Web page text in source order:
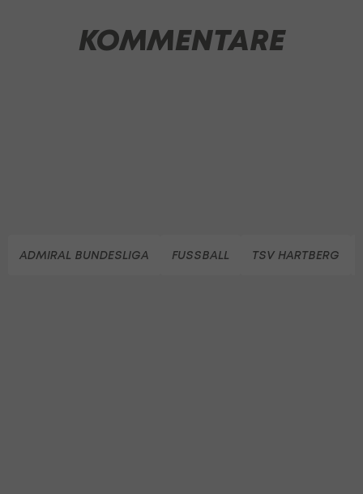
KOMMENTARE
ADMIRAL BUNDESLIGA FUSSBALL TSV HARTBERG